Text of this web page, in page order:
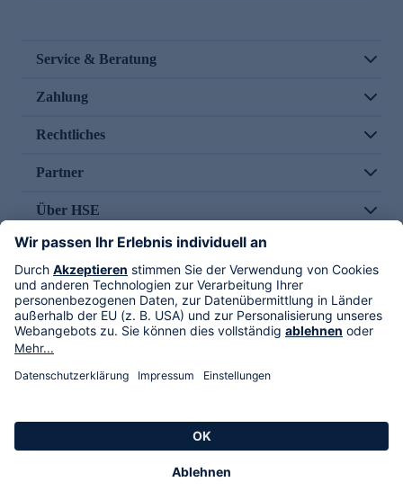
Service & Beratung
Zahlung
Rechtliches
Partner
Über HSE
Im TV
HSE International